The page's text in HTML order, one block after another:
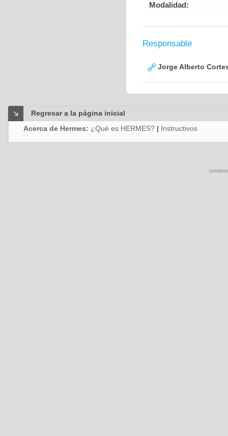
Modalidad:
Responsable
Jorge Alberto
Regresar a la página inicial
Acerca de Hermes: ¿Qué es HERMES? | Instructivos